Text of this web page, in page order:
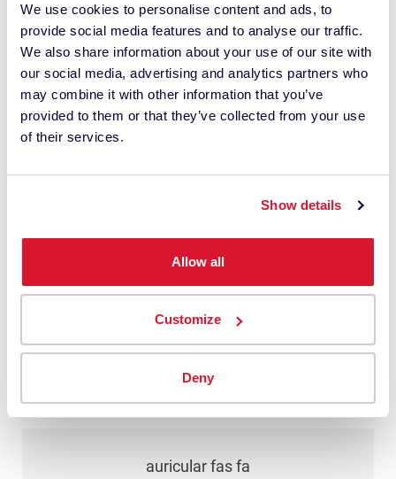
We use cookies to personalise content and ads, to
provide social media features and to analyse our traffic.
We also share information about your use of our site with
our social media, advertising and analytics partners who
may combine it with other information that you’ve
provided to them or that they’ve collected from your use
of their services.
Show details
Allow all
Customize
Deny
auricular fas fa
Al marcar esta casilla, acepto recibir
comunicaciones de Datacolor sobre
contenido, productos y servicios
relevantes. Puedo darme de baja en
cualquier momento.
*
Entiendo que Datacolor procesa mis
datos personales con esta solicitud. Esto
y doy mi consentimiento.
Enviar